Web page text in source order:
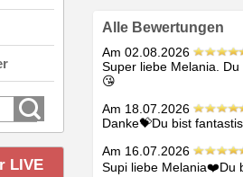
LIVE
Alle Bewertungen
Am 02.08.2026
Super liebe Melania.
😘
Am 18.07.2026
Danke💝Du bist
Am 16.07.2026
Supi liebe Melania❤️Du